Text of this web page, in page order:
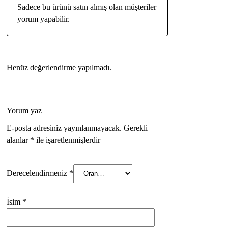
Sadece bu ürünü satın almış olan müşteriler
yorum yapabilir.
Henüz değerlendirme yapılmadı.
Yorum yaz
E-posta adresiniz yayınlanmayacak. Gerekli
alanlar * ile işaretlenmişlerdir
Derecelendirmeniz *
İsim *